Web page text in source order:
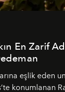
En Zarif
eşlik eden
konumlanan